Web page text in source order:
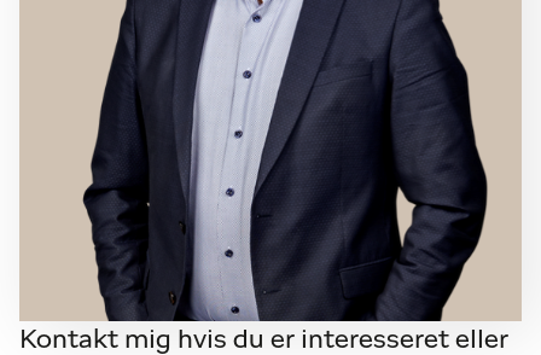
Kontakt mig hvis du er interesseret eller